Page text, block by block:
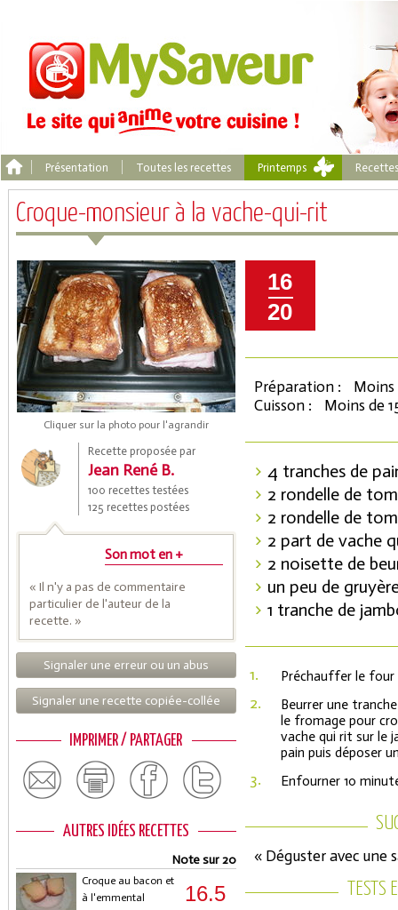
Présentation Toutes les recettes Printemps
Croque-monsieur à la vache-qui-rit
Cliquer sur la photo pour l'agrandir
Recette proposée par
Jean René B.
100 recettes testées
125 recettes postées
Son mot en +
« Il n'y a pas de commentaire
particulier de l'auteur de la
recette. »
Signaler une erreur ou un abus
Signaler une recette copiée-collée
IMPRIMER / PARTAGER
AUTRES IDÉES RECETTES
Note sur 20
Croque au bacon et
à l'emmental
16.5
16
20
Préparation :
Moins
Cuisson :
Moins de
4 tranches de
2 rondelle de
2 rondelle de
2 part de vache
2 noisette de
un peu de
1 tranche de
1. Préchauffer le
2.
Beurrer une
le fromage pour
vache qui rit sur le
pain puis déposer
3. Enfourner 10
« Déguster avec une
Coupons de réduction
Saveurs de l'Année